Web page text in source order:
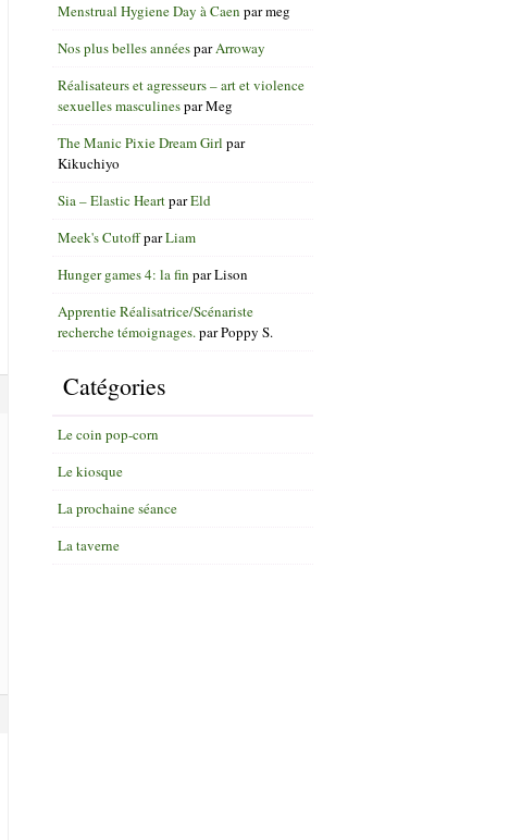
Menstrual Hygiene Day à Caen parmeg
Nos plus belles annéesparArroway
Réalisateurs et agresseurs – art et violence
sexuelles masculinesparMeg
The Manic Pixie Dream Girl par
Kikuchiyo
Sia – Elastic HeartparEld
Meek's CutoffparLiam
Hunger games 4: la fin parLison
Apprentie Réalisatrice/Scénariste
recherche témoignages. parPoppy S.
Catégories
Le coin pop-corn
Le kiosque
La prochaine séance
La taverne